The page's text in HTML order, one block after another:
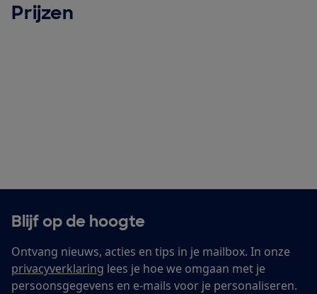
Prijzen
Blijf op de hoogte
Ontvang nieuws, acties en tips in je mailbox. In onze
privacyverklaring lees je hoe we omgaan met je
persoonsgegevens en e-mails voor je personaliseren.